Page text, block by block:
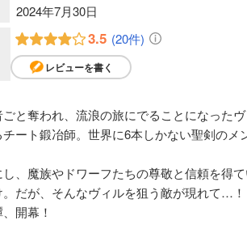
2024年7月30日
3.5 (20件)
レビューを書く
と奪われ、流浪の旅にでることになったヴ
ート鍛冶師。世界に6本しかない聖剣の
、魔族やドワーフたちの尊敬と信頼を得
だが、そんなヴィルを狙う敵が現れて…！
開幕！